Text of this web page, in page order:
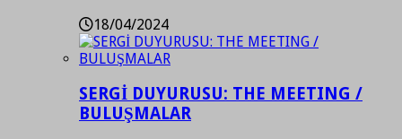
18/04/2024
SERGİ DUYURUSU: THE MEETING /
BULUŞMALAR